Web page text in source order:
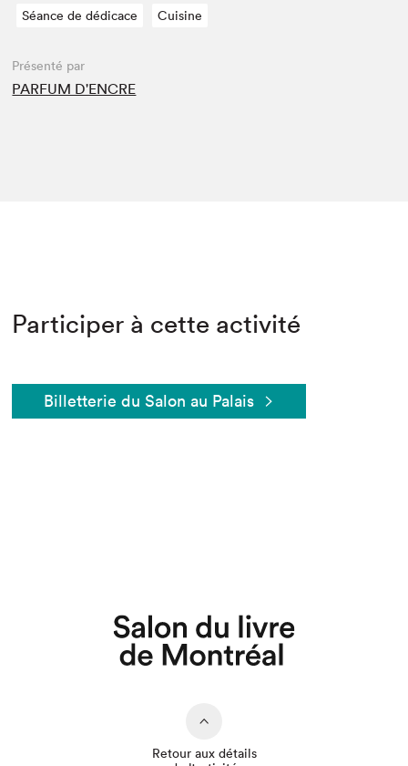
Séance de dédicace Cuisine
Présenté par
PARFUM D'ENCRE
Participer à cette activité
Billetterie du Salon au Palais
Retour aux détails